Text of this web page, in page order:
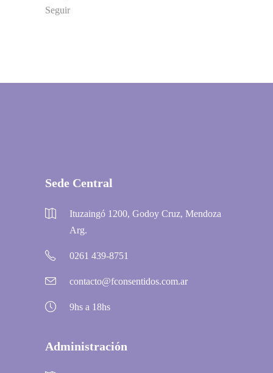
Seguir
Sede Central
Ituzaingó 1200, Godoy Cruz, Mendoza
Arg.
0261 439-8751
contacto@fconsentidos.com.ar
9hs a 18hs
Administración